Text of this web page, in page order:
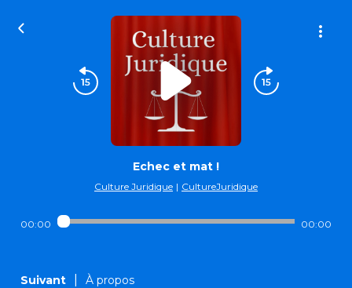
Echec et mat !
Culture Juridique | CultureJuridique
00:00 00:00
Suivant À propos